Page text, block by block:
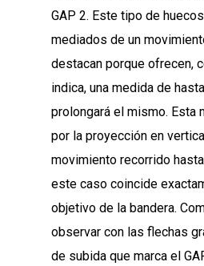
GAP 2. Este tipo de
mediados de un
destacan porque ofrecen,
indica, una medida de
prolongará el mismo. Esta
por la proyección en
movimiento recorrido
este caso coincide
objetivo de la bandera.
observar con las flechas
de subida que marca el